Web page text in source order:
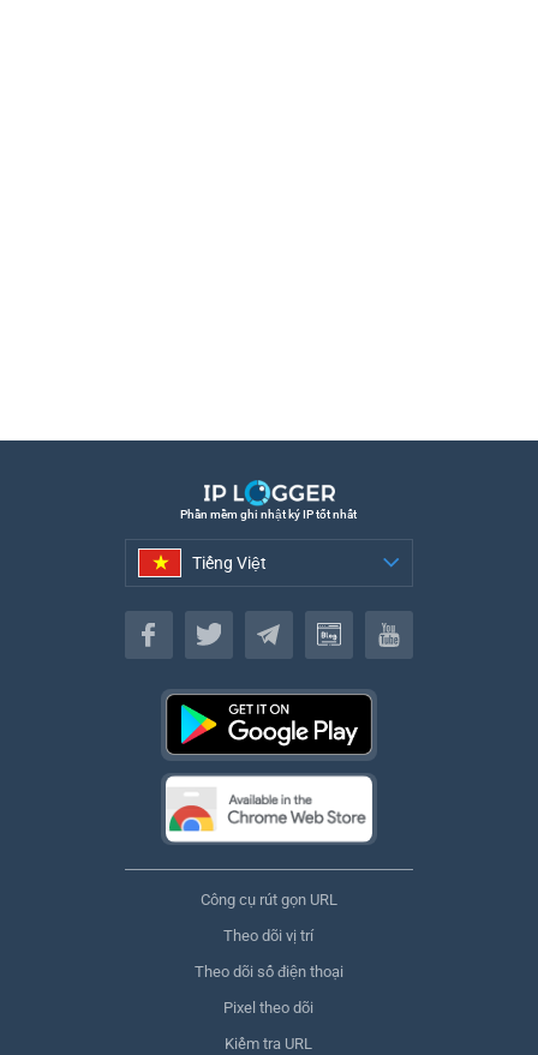
Phần mềm ghi nhật ký IP tốt nhất
Tiếng Việt
Tiếng Việt
Công cụ rút gọn URL
Theo dõi vị trí
Theo dõi số điện thoại
Pixel theo dõi
Kiểm tra URL